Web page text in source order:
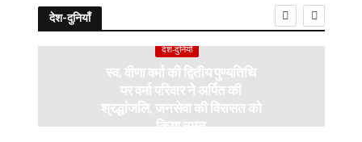
देश-दुनियाँ
देश-दुनियाँ
स्व. वीणा वर्मा की द्वितीय पुण्यतिथि
पर वर्मा परिवार ने अर्पित की
श्रद्धांजलि, जनसेवा की विरासत को
किया नमन